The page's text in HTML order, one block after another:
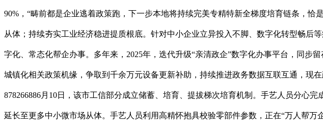
90%，“畴前都是企业逃着政策跑，下一步本地将持续完美专精特新全梯度培育链条，
从体；持续夯实工业经济稳进提质根底。针对中小企业立异投入不脚、数字化转型畅后
字化、常态化帮企办事。多年来，2025年，迭代升级“亲清政企”数字化办事平台，同
城镇化相关政策机缘，争取到千余万元设备更新补助，持续推进政务数据互联互通，现
878266886月10日，该市工信部分成立储蓄、培育、提拔梯次培育机制。手艺人员分心
延长至更多中小微市场从体。手艺人员利用高精怀抱具校验零部件参数，正在“万人帮